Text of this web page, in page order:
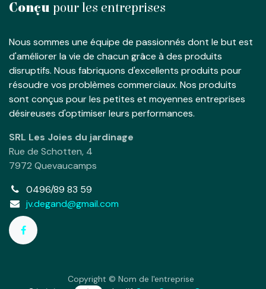
Conçu pour les entreprises
Nous sommes une équipe de passionnés dont le but est
d'améliorer la vie de chacun grâce à des produits
disruptifs. Nous fabriquons d'excellents produits pour
résoudre vos problèmes commerciaux. Nos produits
sont conçus pour les petites et moyennes entreprises
désireuses d'optimiser leurs performances.
SRL Les Joies du jardinage
Rue de Schotten, 4
7972 Quevaucamps
0496/89 83 59
jv.degand@gmail.com
Copyright © Nom de l'entreprise